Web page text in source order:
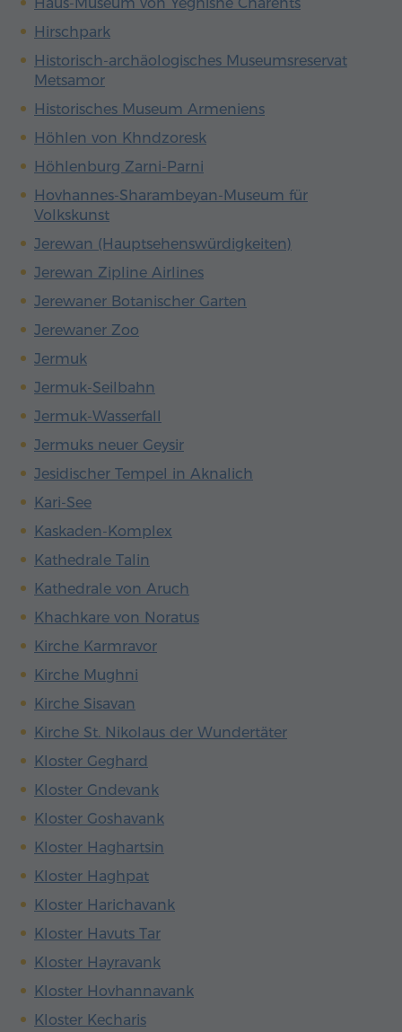
Hirschpark
Historisch-archäologisches Museumsreservat
Metsamor
Historisches Museum Armeniens
Höhlen von Khndzoresk
Höhlenburg Zarni-Parni
Hovhannes-Sharambeyan-Museum für
Volkskunst
Jerewan (Hauptsehenswürdigkeiten)
Jerewan Zipline Airlines
Jerewaner Botanischer Garten
Jerewaner Zoo
Jermuk
Jermuk-Seilbahn
Jermuk-Wasserfall
Jermuks neuer Geysir
Jesidischer Tempel in Aknalich
Kari-See
Kaskaden-Komplex
Kathedrale Talin
Kathedrale von Aruch
Khachkare von Noratus
Kirche Karmravor
Kirche Mughni
Kirche Sisavan
Kirche St. Nikolaus der Wundertäter
Kloster Geghard
Kloster Gndevank
Kloster Goshavank
Kloster Haghartsin
Kloster Haghpat
Kloster Harichavank
Kloster Havuts Tar
Kloster Hayravank
Kloster Hovhannavank
Kloster Kecharis